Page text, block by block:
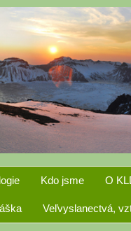
Kdo jsme O
Veľvyslanectvá,